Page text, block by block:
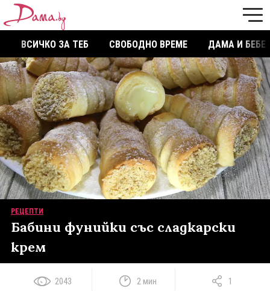
ВСИЧКО ЗА ТЕБ СВОБОДНО ВРЕМЕ ДАМА И БЕБЕ
РЕЦЕПТИ
Бабини фунийки със сладкарски
крем
2043 2 мин 1